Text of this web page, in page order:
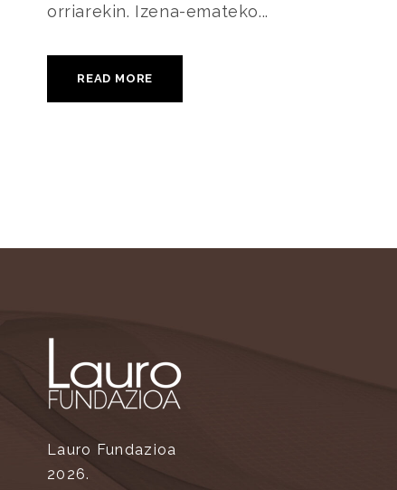
orriarekin. Izena-emateko...
READ MORE
Lauro Fundazioa
2026.